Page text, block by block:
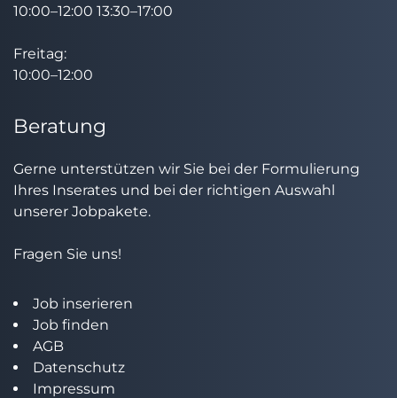
10:00–12:00 13:30–17:00
Freitag:
10:00–12:00
Beratung
Gerne unterstützen wir Sie bei der Formulierung
Ihres Inserates und bei der richtigen Auswahl
unserer Jobpakete.
Fragen Sie uns!
Job inserieren
Job finden
AGB
Datenschutz
Impressum